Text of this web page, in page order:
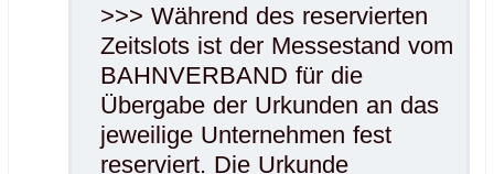
>>> Während des reservierten
Zeitslots ist der Messestand vom
BAHNVERBAND für die
Übergabe der Urkunden an das
jeweilige Unternehmen fest
reserviert. Die Urkunde